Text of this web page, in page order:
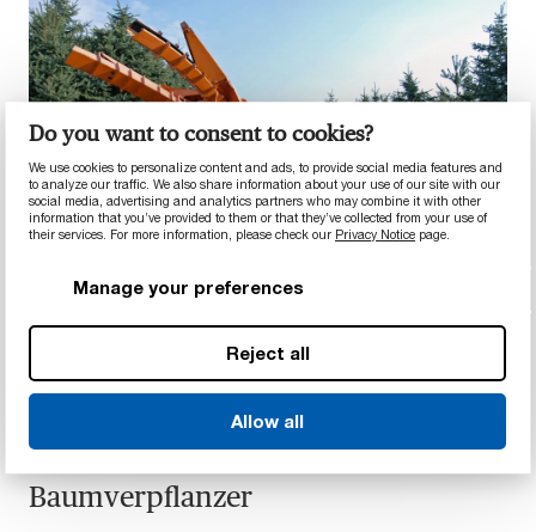
Do you want to consent to cookies?
We use cookies to personalize content and ads, to provide social media features and
to analyze our traffic. We also share information about your use of our site with our
social media, advertising and analytics partners who may combine it with other
information that you’ve provided to them or that they’ve collected from your use of
their services. For more information, please check our Privacy Notice page.
Manage your preferences
Reject all
Allow all
SCHWERMASCHINEN FÜR
LANDWIRTSCHAFT, GARTEN- UND
LANDSCHAFTSBAU
Baumverpflanzer